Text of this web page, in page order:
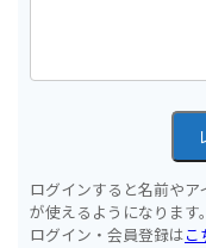
ログインすると名前や
が使えるようになります。
ログイン・会員登録はこ